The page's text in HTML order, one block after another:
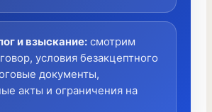
и взыскание: смотрим
условия безакцептного
документы,
акты и ограничения на